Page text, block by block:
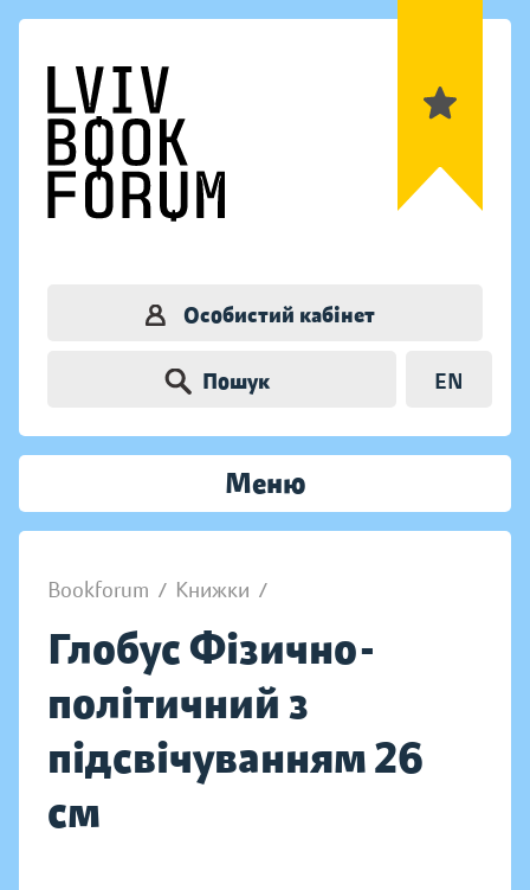
Особистий кабінет
Пошук EN
Меню
Bookforum / Книжки /
Глобус Фізично-
політичний з
підсвічуванням 26
см